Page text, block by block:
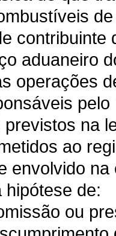
aduaneiro
operações
na
ao
envolvido
hipótese de:
ou